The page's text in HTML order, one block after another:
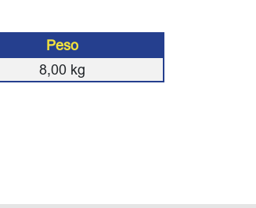
Peso
8,00 kg